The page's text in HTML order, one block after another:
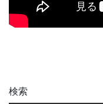
検索